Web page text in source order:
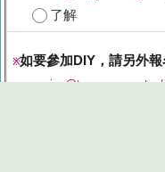
了解
※如要參加DIY，請另外報
service@topgreen.org.tw